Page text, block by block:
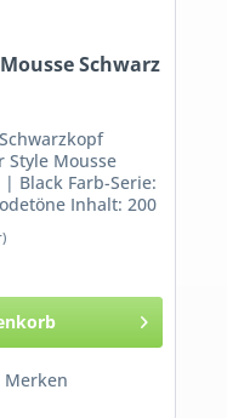
Schwarz
Style Mousse
Black Farb-Serie:
Inhalt: 200
das Color Style
benötigst Farbe
Merken